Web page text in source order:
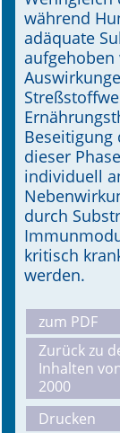
Bestell-
während
adäquate
aufgehoben
Beseitigung
dieser
individuell
durch
kritisch
werden.
zum PDF
Zurück zu
Inhalten
2000
Drucken